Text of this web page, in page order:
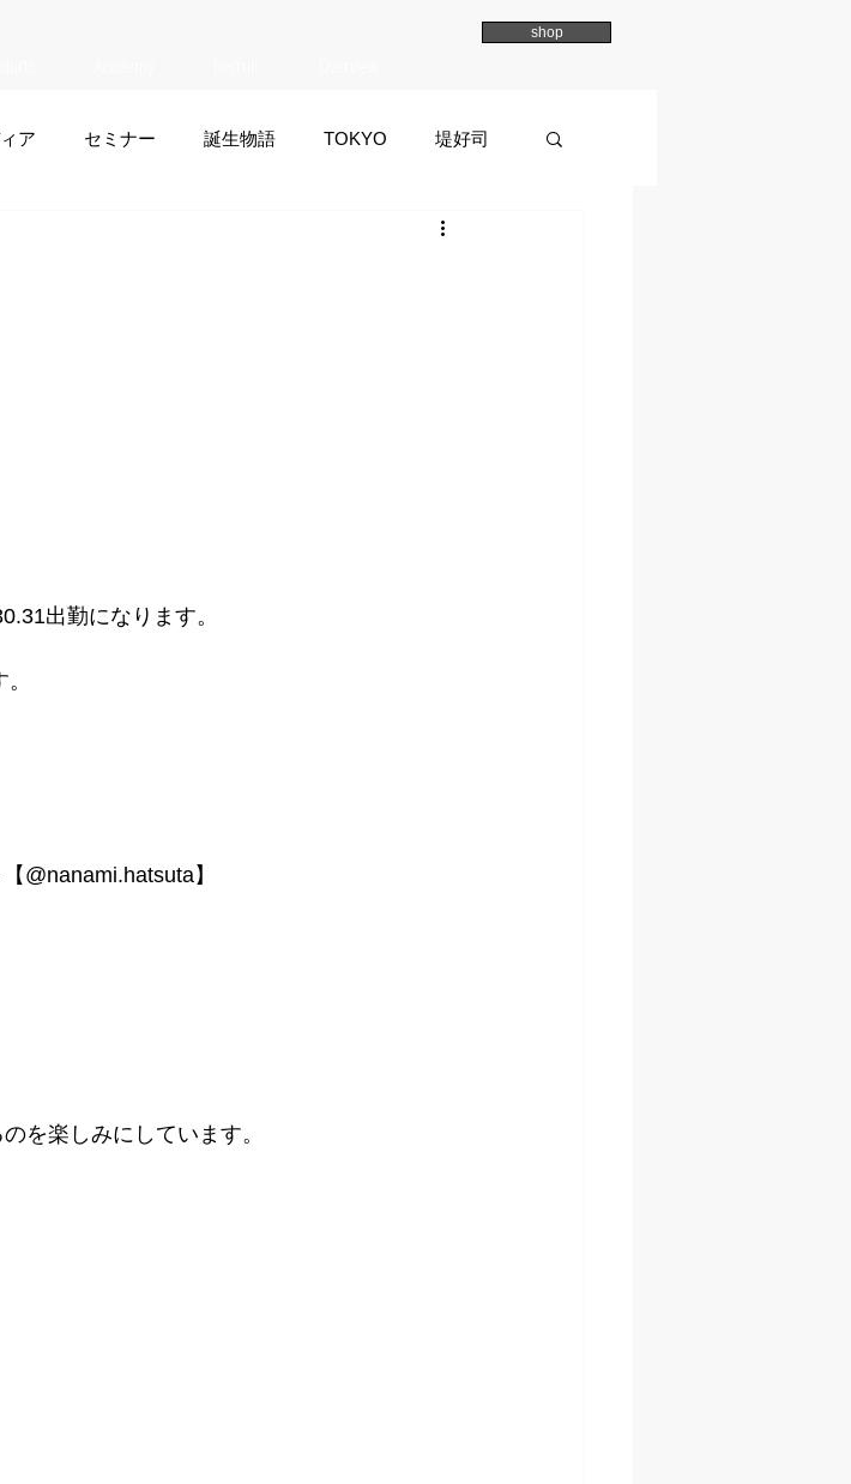
shop
ア セミナー 誕生物語 TOKYO 堤好司
イマイマユ
出勤になります。
@nanami.hatsuta】
を楽しみにしています。